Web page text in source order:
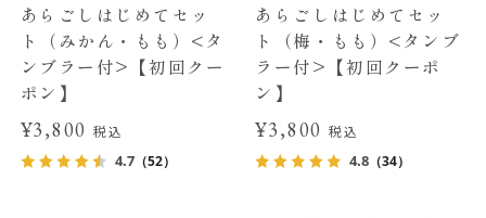
あらごしはじめてセッ
ト（みかん・もも）<タ
ンブラー付>【初回クー
ポン】
¥3,800税込
4.7（52）
あらごしはじめてセッ
ト（梅・もも）<タンブ
ラー付>【初回クーポ
ン】
¥3,800 税込
4.8 （34）